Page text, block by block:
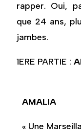
rapper. Oui,
que 24 ans,
jambes.
1ERE PARTIE :
AMALIA
« Une